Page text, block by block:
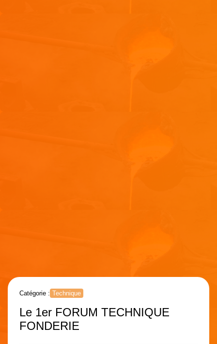
Catégorie : Technique
Le 1er FORUM TECHNIQUE
FONDERIE